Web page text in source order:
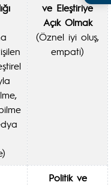
ve Eleştiriye
Açık Olmak
(Öznel iyi oluş,
empati)
Politik ve